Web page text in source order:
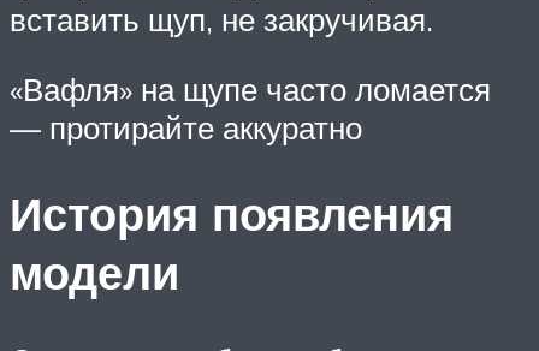
вставить щуп, не закручивая.
«Вафля» на щупе часто ломается
— протирайте аккуратно
История появления
модели